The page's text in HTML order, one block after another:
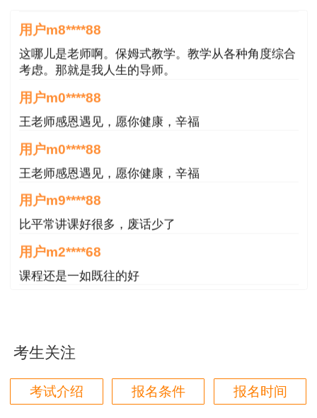
4.未选择告知承诺制方式办理相关事项的;
6.存在其他异常情况需人工核查的。
三、人工核查时间及地点
8月19日前完成核查结果报送。申请人可登录报名
所属市州人社局(人事考试机构)网站查询具体核查
时间和要求。各市州应尽快在相关网站上公告人工
核查时间，尽可能采取短信、电话、公众号等多种
核查的，请关注各市州人社局(人事考试机构)网站
用户m8****88
这哪儿是老师啊。保姆式教学。教学从各种角度综合
考虑。那就是我人生的导师。
用户m0****88
王老师感恩遇见，愿你健康，辛福
用户m0****88
王老师感恩遇见，愿你健康，辛福
用户m9****88
比平常讲课好很多，废话少了
用户m2****68
课程还是一如既往的好
用户m8****68
非常好
用户m6****66
考生关注
考试介绍 报名条件 报名时间